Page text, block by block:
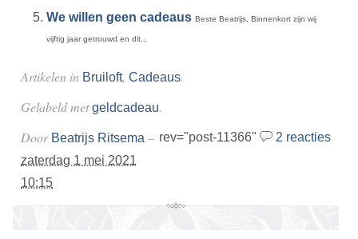
We willen geen cadeaus Beste Beatrijs, Binnenkort zijn wij
vijftig jaar getrouwd en dit...
Artikelen in Bruiloft, Cadeaus.
Gelabeld metgeldcadeau.
rev="post-11366" 2 reacties
Door Beatrijs Ritsema –
zaterdag 1 mei 2021
10:15